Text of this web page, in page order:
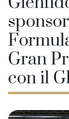
Gran
con il